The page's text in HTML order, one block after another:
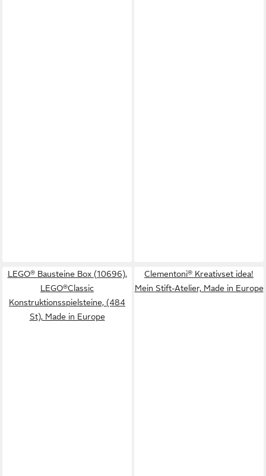
LEGO® Bausteine Box (10696),
LEGO®Classic
Konstruktionsspielsteine, (484
St), Made in Europe
Clementoni® Kreativset idea!
Mein Stift-Atelier, Made in Europe